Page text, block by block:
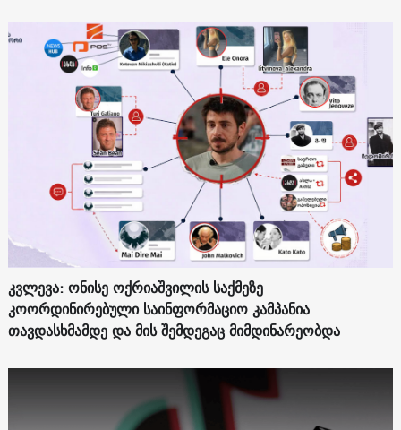
კვლევა: ონისე ოქრიაშვილის საქმეზე
კოორდინირებული საინფორმაციო კამპანია
თავდასხმამდე და მის შემდეგაც მიმდინარეობდა